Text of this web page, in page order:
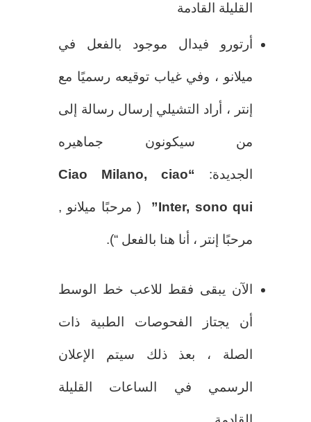
القليلة القادمة
أرتورو فيدال موجود بالفعل في
ميلانو ، وفي غياب توقيعه رسميًا مع
إنتر ، أراد التشيلي إرسال رسالة إلى
من سيكونون جماهيره
الجديدة: “Ciao Milano, ciao
Inter, sono qui” ( مرحبًا ميلانو ,
مرحبًا إنتر ، أنا هنا بالفعل “).
الآن يبقى فقط للاعب خط الوسط
أن يجتاز الفحوصات الطبية ذات
الصلة ، بعذ ذلك سيتم الإعلان
الرسمي في الساعات القليلة